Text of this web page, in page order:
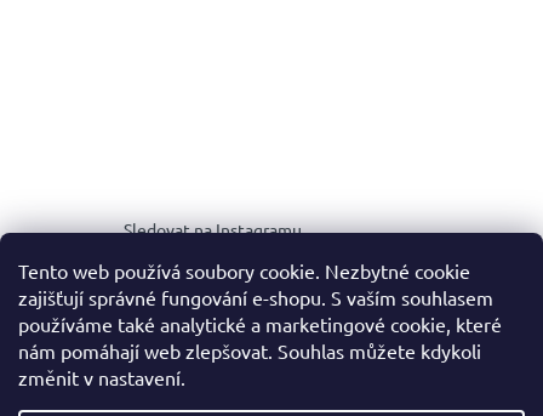
Tento web používá soubory cookie. Nezbytné cookie
zajišťují správné fungování e-shopu. S vaším souhlasem
používáme také analytické a marketingové cookie, které
nám pomáhají web zlepšovat. Souhlas můžete kdykoli
změnit v nastavení.
Sledovat na Instagramu
MEDIA KIT